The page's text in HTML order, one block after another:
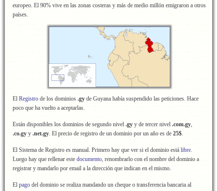
europeo. El 90% vive en las zonas costeras y más de medio millón emigraron a otros
países.
El Registro de los dominios .gy de Guyana había suspendido las peticiones. Hace
poco que ha vuelto a aceptarlas.
Están disponibles los dominios de segundo nivel .gy y de tercer nivel .com.gy,
.co.gy y .net.gy. El precio de registro de un dominio por un año es de 25$.
El Sistema de Registro es manual. Primero hay que ver si el dominio está libre.
Luego hay que rellenar este documento, renombrarlo con el nombre del dominio a
registrar y mandarlo por email a la dirección que indican en el mismo.
El pago del dominio se realiza mandando un cheque o transferencia bancaria al